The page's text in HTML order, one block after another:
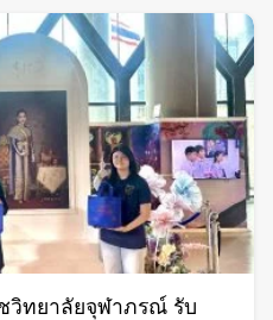
วิทยาลัยจุฬาภรณ์ รับ